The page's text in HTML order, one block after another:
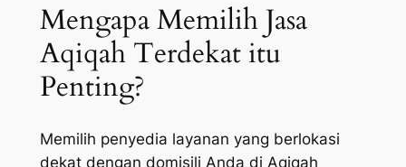
Mengapa Memilih Jasa
Aqiqah Terdekat itu
Penting?
Memilih penyedia layanan yang berlokasi
dekat dengan domisili Anda di Aqiqah